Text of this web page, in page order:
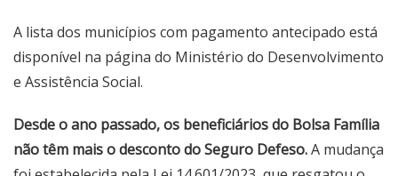
A lista dos municípios com pagamento antecipado está
disponível na página do Ministério do Desenvolvimento
e Assistência Social.
Desde o ano passado, os beneficiários do Bolsa Família
não têm mais o desconto do Seguro Defeso.A mudança